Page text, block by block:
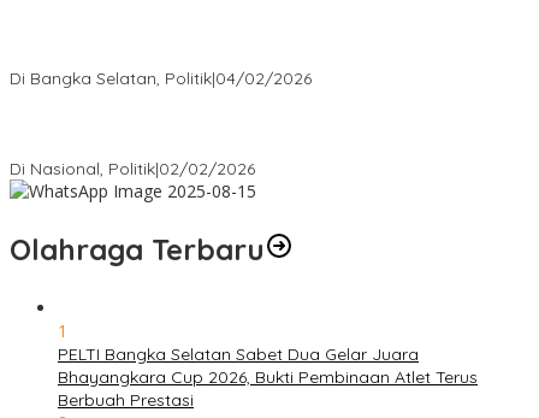
Di Bangka Selatan, Politik|04/02/2026
Di Nasional, Politik|02/02/2026
Olahraga Terbaru
1
PELTI Bangka Selatan Sabet Dua Gelar Juara
Bhayangkara Cup 2026, Bukti Pembinaan Atlet Terus
Berbuah Prestasi